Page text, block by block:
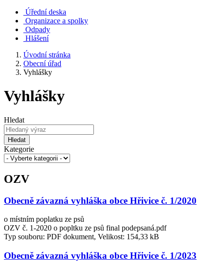
Úřední deska
Organizace a spolky
Odpady
Hlášení
Úvodní stránka
Obecní úřad
Vyhlášky
Vyhlášky
Hledat
Hledat
Kategorie
OZV
Obecně závazná vyhláška obce Hřivice č. 1/2020
o místním poplatku ze psů
OZV č. 1-2020 o popltku ze psů final podepsaná.pdf
Typ souboru: PDF dokument, Velikost: 154,33 kB
Obecně závazná vyhláška obce Hřivice č. 1/2023